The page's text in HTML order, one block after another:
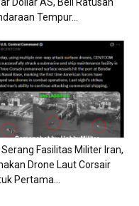
Dollar AS, Beli Ratusan
Tempur...
Fasilitas Militer Iran,
Drone Laut Corsair
Pertama...